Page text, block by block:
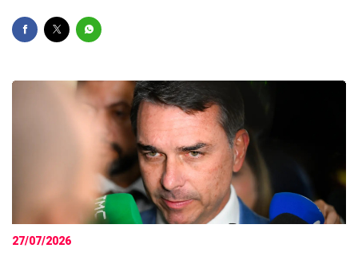
27/07/2026